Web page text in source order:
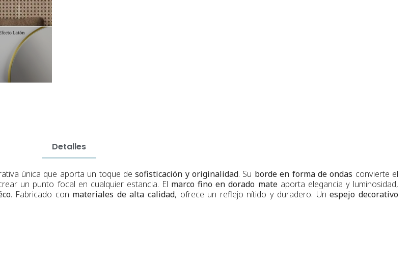
Detalles
única que aporta un toque desofisticación y originalidad. Su borde en forma de ondas convierte el
un punto focal en cualquier estancia. El marco fino en dorado mateaporta elegancia y luminosidad,
. Fabricado con materiales de alta calidad, ofrece un reflejo nítido y duradero. Unespejo decorativo